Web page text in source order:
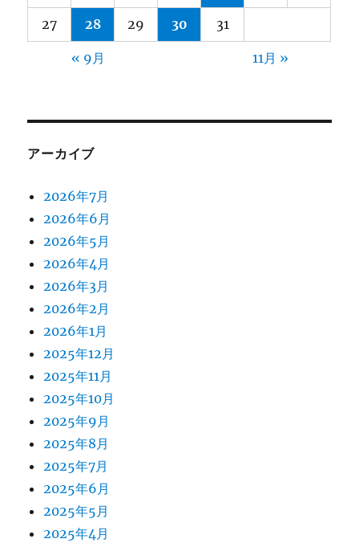
27 28 29 30 31
« 9月 11月 »
アーカイブ
2026年7月
2026年6月
2026年5月
2026年4月
2026年3月
2026年2月
2026年1月
2025年12月
2025年11月
2025年10月
2025年9月
2025年8月
2025年7月
2025年6月
2025年5月
2025年4月